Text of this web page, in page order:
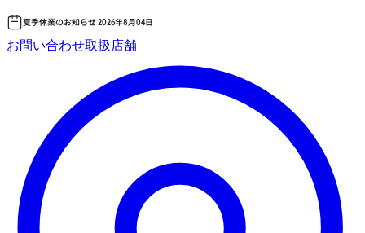
ン
ス
キッ
夏季休業のお知らせ 2026年8月04日
お問い合わせ取扱店舗